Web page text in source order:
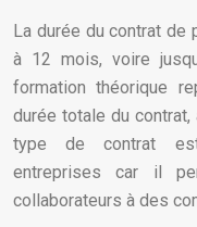
La durée du contrat
à 12 mois, voire
formation théorique
durée totale du contrat,
type de contrat est
entreprises car il
collaborateurs à des